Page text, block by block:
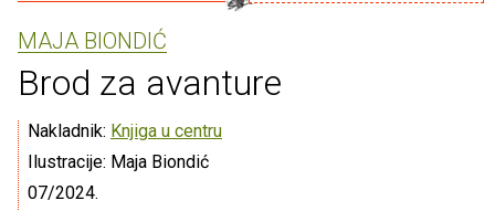
MAJA BIONDIĆ
Brod za avanture
Nakladnik: Knjiga u centru
Ilustracije: Maja Biondić
07/2024.